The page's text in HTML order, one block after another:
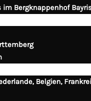
im Bergknappenhof
Belgien,